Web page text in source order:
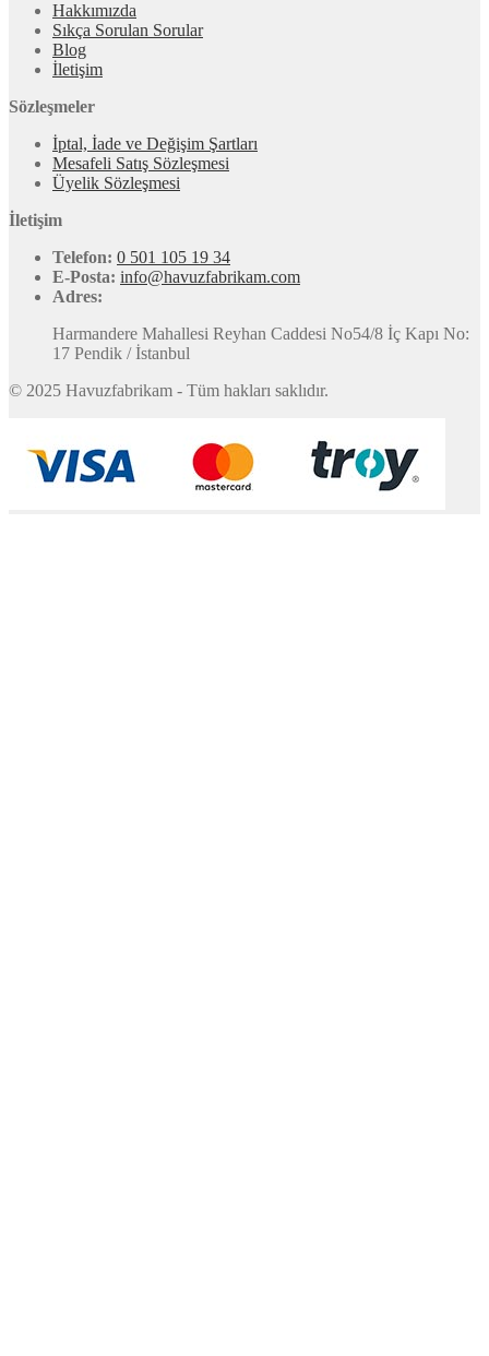
Hakkımızda
Sıkça Sorulan Sorular
Blog
İletişim
Sözleşmeler
İptal, İade ve Değişim Şartları
Mesafeli Satış Sözleşmesi
Üyelik Sözleşmesi
İletişim
Telefon: 0 501 105 19 34
E-Posta: info@havuzfabrikam.com
Adres:
Harmandere Mahallesi Reyhan Caddesi No54/8 İç Kapı No:
17 Pendik / İstanbul
© 2025 Havuzfabrikam - Tüm hakları saklıdır.